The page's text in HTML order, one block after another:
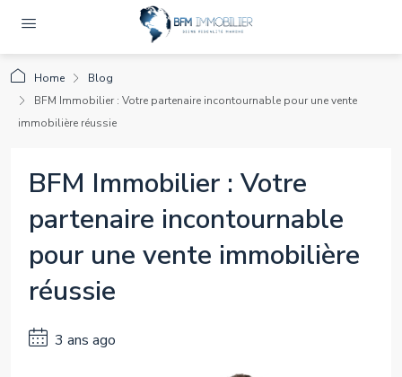
Home
Blog
BFM Immobilier : Votre partenaire incontournable pour une vente
immobilière réussie
BFM Immobilier : Votre
partenaire incontournable
pour une vente immobilière
réussie
3 ans ago